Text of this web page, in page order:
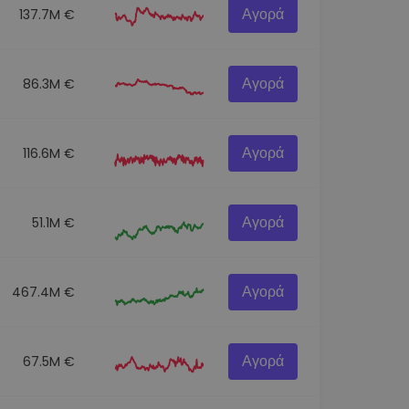
137.7M € Αγορά
86.3M € Αγορά
116.6M € Αγορά
51.1M € Αγορά
467.4M € Αγορά
67.5M € Αγορά